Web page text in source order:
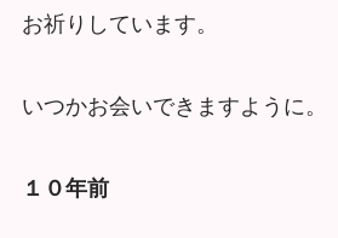
お祈りしています。
いつかお会いできますように。
１０年前